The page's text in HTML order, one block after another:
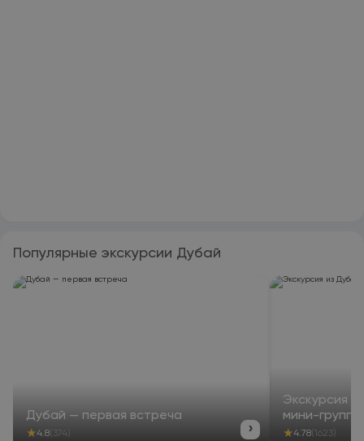
Популярные экскурсии Дубай
Дубай — первая встреча
★4.8 (374) ›
Экскурсия
мини-группе
★4.78 (1623)